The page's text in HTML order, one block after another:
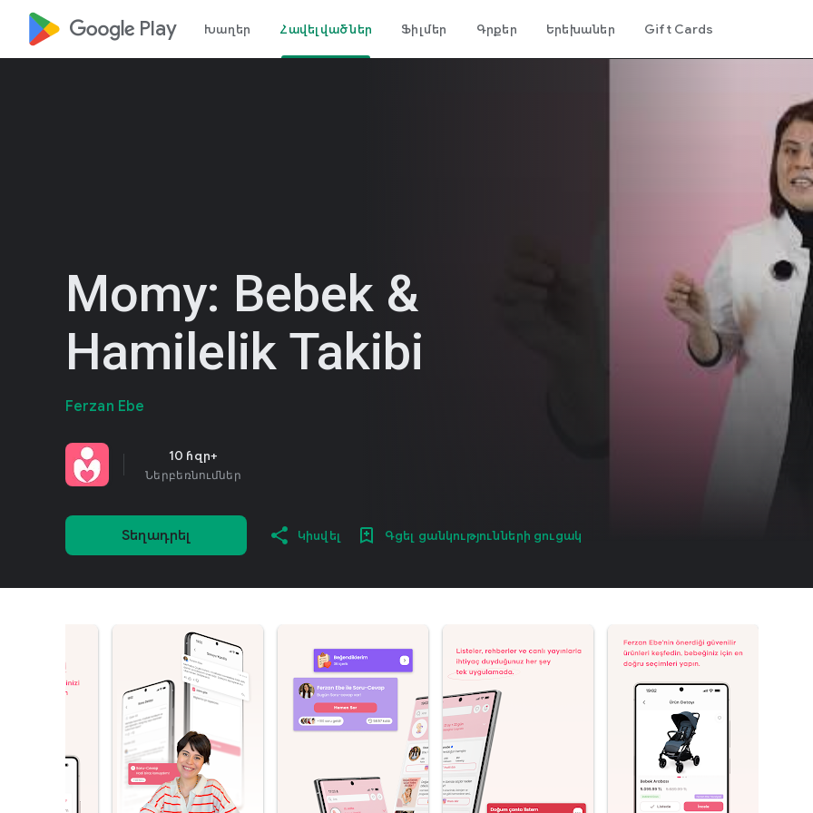
google_logo Play Խաղեր Հավելվածներ Ֆիլմեր Գրքեր Երեխաներ Gift Cards
Momy: Bebek &
Hamilelik Takibi
Ferzan Ebe
10 հզր+
Ներբեռնումներ
Տեղադրել Կիսվել Գցել ցանկությունների ցուցակ